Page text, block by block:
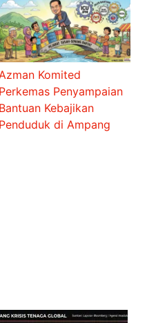
Azman Komited
Perkemas Penyampaian
Bantuan Kebajikan
Penduduk di Ampang